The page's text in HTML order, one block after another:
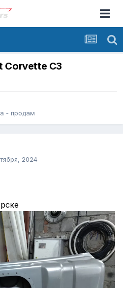
Corvette C3
- продам
2024